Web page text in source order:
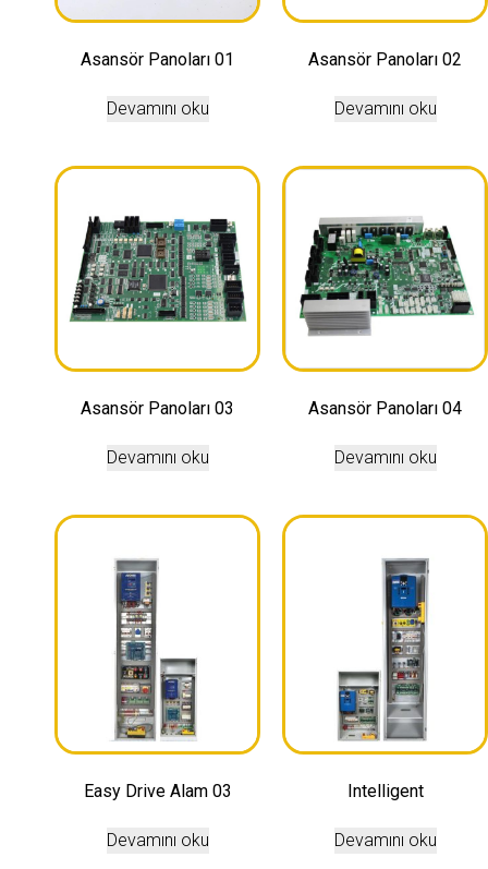
Asansör Panoları 01
Devamını oku
Asansör Panoları 02
Devamını oku
Asansör Panoları 03
Devamını oku
Asansör Panoları 04
Devamını oku
Easy Drive Alam 03
Devamını oku
Intelligent
Devamını oku